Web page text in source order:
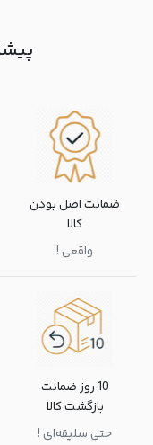
ضمانت اصل بودن
کالا
واقعی !
10 روز ضمانت
بازگشت کالا
حتی سلیقه‌ای !